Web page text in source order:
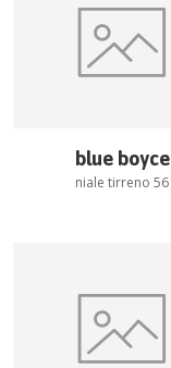
blue boyce
niale tirreno 56